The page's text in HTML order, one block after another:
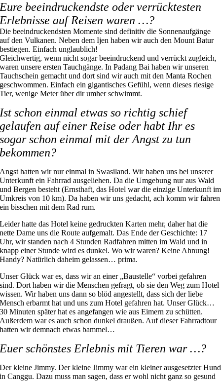
Eure beeindruckendste oder verrücktesten
Erlebnisse auf Reisen waren …?
Die beeindruckendsten Momente sind definitiv die Sonnenaufgänge
auf den Vulkanen. Neben dem Ijen haben wir auch den Mount Batur
bestiegen. Einfach unglaublich!
Gleichwertig, wenn nicht sogar beeindruckend und verrückt zugleich,
waren unsere ersten Tauchgänge. In Padang Bai haben wir unseren
Tauchschein gemacht und dort sind wir auch mit den Manta Rochen
geschwommen. Einfach ein gigantisches Gefühl, wenn dieses riesige
Tier, wenige Meter über dir umher schwimmt.
Ist schon einmal etwas so richtig schief
gelaufen auf einer Reise oder habt Ihr es
sogar schon einmal mit der Angst zu tun
bekommen?
Angst hatten wir nur einmal in Swasiland. Wir haben uns bei unserer
Unterkunft ein Fahrrad ausgeliehen. Da die Umgebung nur aus Wald
und Bergen besteht (Ernsthaft, das Hotel war die einzige Unterkunft im
Umkreis von 10 km). Da haben wir uns gedacht, ach komm wir fahren
ein bisschen mit dem Rad rum.
Leider hatte das Hotel keine gedruckten Karten mehr, daher hat die
nette Dame uns die Route aufgemalt. Das Ende der Geschichte: 17
Uhr, wir standen nach 4 Stunden Radfahren mitten im Wald und in
knapp einer Stunde wird es dunkel. Wo wir waren? Keine Ahnung!
Handy? Natürlich daheim gelassen… prima.
Unser Glück war es, dass wir an einer „Baustelle“ vorbei gefahren
sind. Dort haben wir die Menschen gefragt, ob sie den Weg zum Hotel
wissen. Wir haben uns dann so blöd angestellt, dass sich der liebe
Mensch erbarmt hat und uns zum Hotel gefahren hat. Unser Glück…
30 Minuten später hat es angefangen wie aus Eimern zu schütten.
Außerdem war es auch schon dunkel draußen. Auf dieser Fahrradtour
hatten wir demnach etwas bammel…
Euer schönstes Erlebnis mit Tieren war …?
Der kleine Jimmy. Der kleine Jimmy war ein kleiner ausgesetzter Hund
in Canggu. Dazu muss man sagen, dass er wohl nicht ganz so gesund